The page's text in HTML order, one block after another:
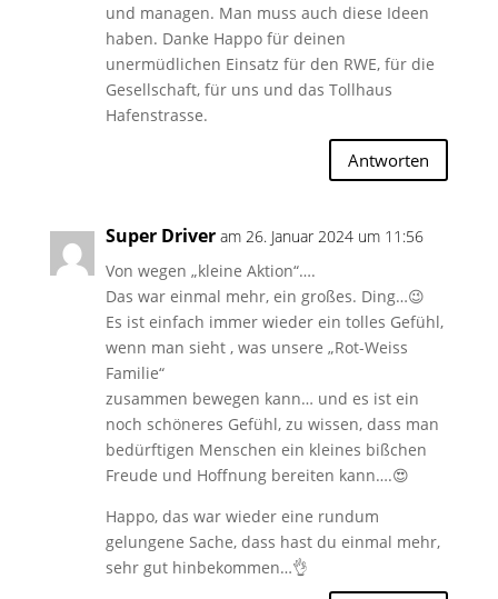
und managen. Man muss auch diese Ideen
haben. Danke Happo für deinen
unermüdlichen Einsatz für den RWE, für die
Gesellschaft, für uns und das Tollhaus
Hafenstrasse.
Antworten
Super Driver am 26. Januar 2024 um 11:56
Von wegen „kleine Aktion“….
Das war einmal mehr, ein großes. Ding…😉
Es ist einfach immer wieder ein tolles Gefühl,
wenn man sieht , was unsere „Rot-Weiss
Familie“
zusammen bewegen kann… und es ist ein
noch schöneres Gefühl, zu wissen, dass man
bedürftigen Menschen ein kleines bißchen
Freude und Hoffnung bereiten kann….😍
Happo, das war wieder eine rundum
gelungene Sache, dass hast du einmal mehr,
sehr gut hinbekommen…👌